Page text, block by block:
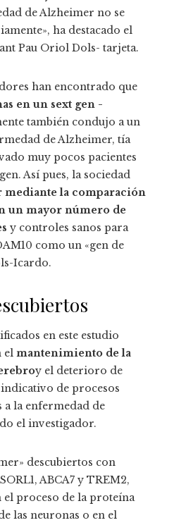
de Alzheimer no se
ha destacado el
Pau Oriol Dols- tarjeta.
han encontrado que
en un sext gen -
también condujo a un
de Alzheimer, tía
muy pocos pacientes
Así pues, la sociedad
la comparación
un mayor número de
y controles sanos para
como un «gen de
Icardo.
en este estudio
el mantenimiento de la
y el deterioro de
de procesos
a la enfermedad de
el investigador.
descubiertos con
ABCA7 y TREM2,
el proceso de la proteína
las neuronas o en el